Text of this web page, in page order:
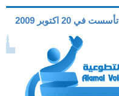
تأسست في 20 اكتوبر 2009